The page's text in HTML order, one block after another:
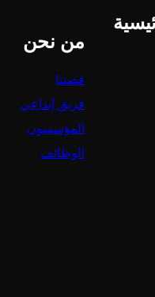
من نحن
قصتنا
فريق إبداعي
المؤسسون
الوظائف